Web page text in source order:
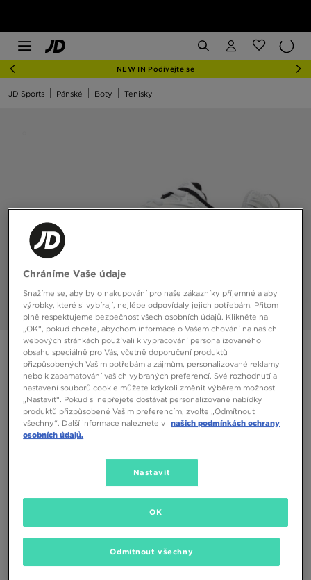
NEW IN Podívejte se
JD Sports Pánské Boty Tenisky
NEW BALANCE 530
1890 Kč
Dostupné Barvy
Chráníme Vaše údaje
Snažíme se, aby bylo nakupování pro naše zákazníky příjemné a aby
výrobky, které si vybírají, nejlépe odpovídaly jejich potřebám. Přitom
plně respektujeme bezpečnost všech osobních údajů. Klikněte na
„OK“, pokud chcete, abychom informace o Vašem chování na našich
webových stránkách používali k vypracování personalizovaného
obsahu speciálně pro Vás, včetně doporučení produktů
přizpůsobených Vašim potřebám a zájmům, personalizované reklamy
nebo k zapamatování vašich vybraných preferencí. Své rozhodnutí a
nastavení souborů cookie můžete kdykoli změnit výběrem možnosti
„Nastavit“. Pokud si nepřejete dostávat personalizované nabídky
produktů přizpůsobené Vašim preferencím, zvolte „Odmítnout
všechny“. Další informace naleznete v našich podmínkách ochrany
osobních údajů.
Nastavit
Odmítnout všechny
OK